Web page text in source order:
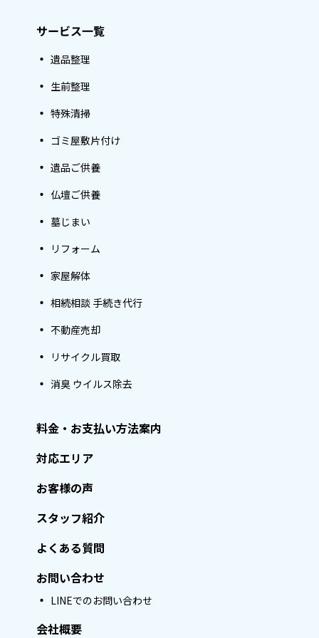
サービス一覧
遺品整理
生前整理
特殊清掃
ゴミ屋敷片付け
遺品ご供養
仏壇ご供養
墓じまい
リフォーム
家屋解体
相続相談 手続き代行
不動産売却
リサイクル買取
消臭 ウイルス除去
料金・お支払い方法案内
対応エリア
お客様の声
スタッフ紹介
よくある質問
お問い合わせ
LINEでのお問い合わせ
会社概要